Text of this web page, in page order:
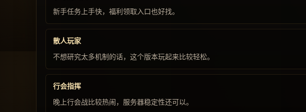
新手任务上手快，福利领取入口也好找。
散人玩家
不想研究太多机制的话，这个版本玩起来比较轻松。
行会指挥
晚上行会战比较热闹，服务器稳定性还可以。